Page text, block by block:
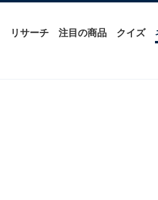
リサーチ 注目の商品 クイズ